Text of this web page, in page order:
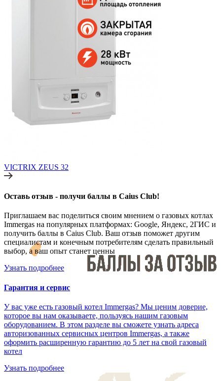
VICTRIX ZEUS 32
Оставь отзыв - получи баллы в Caius Club!
Приглашаем вас поделиться своим мнением о газовых котлах
Immergas на популярных платформах: Google, Яндекс, 2ГИС и
получить баллы в Caius Club. Ваш отзыв поможет другим
специалистам и конечным потребителям сделать правильный
выбор, а ваш опыт станет ценны
Узнать подробнее
Гарантия и сервис
У вас уже есть газовый котел Immergas? Мы ценим доверие,
которое вы нам оказываете, пользуясь нашим газовым
оборудованием. В этом разделе вы сможете узнать адреса
авторизованных сервисных центров Immergas, а также
оформить расширенную гарантию до 5 лет на свой газовый
котел
Узнать подробнее